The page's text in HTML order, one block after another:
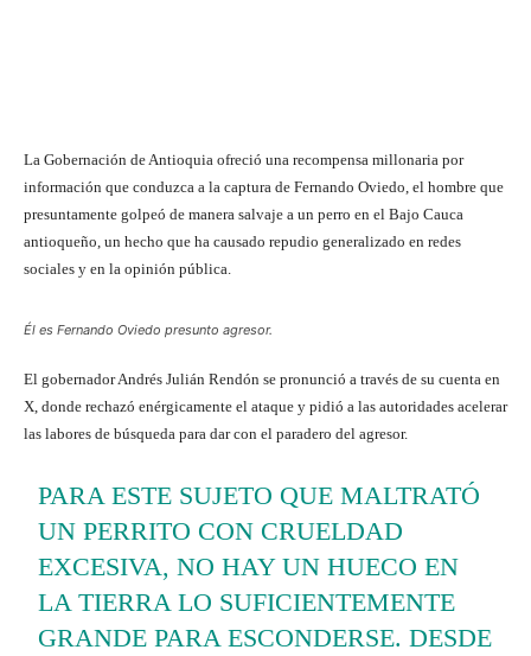
La Gobernación de Antioquia ofreció una recompensa millonaria por
información que conduzca a la captura de Fernando Oviedo, el hombre que
presuntamente golpeó de manera salvaje a un perro en el Bajo Cauca
antioqueño, un hecho que ha causado repudio generalizado en redes
sociales y en la opinión pública.
Él es Fernando Oviedo presunto agresor.
El gobernador Andrés Julián Rendón se pronunció a través de su cuenta en
X, donde rechazó enérgicamente el ataque y pidió a las autoridades acelerar
las labores de búsqueda para dar con el paradero del agresor.
PARA ESTE SUJETO QUE MALTRATÓ
UN PERRITO CON CRUELDAD
EXCESIVA, NO HAY UN HUECO EN
LA TIERRA LO SUFICIENTEMENTE
GRANDE PARA ESCONDERSE. DESDE